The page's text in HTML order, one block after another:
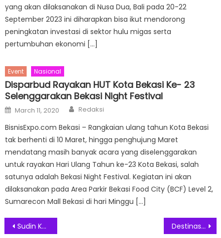
yang akan dilaksanakan di Nusa Dua, Bali pada 20-22
September 2023 ini diharapkan bisa ikut mendorong
peningkatan investasi di sektor hulu migas serta
pertumbuhan ekonomi […]
Event Nasional
Disparbud Rayakan HUT Kota Bekasi Ke- 23
Selenggarakan Bekasi Night Festival
Posted
on
March 11, 2020 Author
Redaksi
BisnisExpo.com Bekasi – Rangkaian ulang tahun Kota Bekasi
tak berhenti di 10 Maret, hingga penghujung Maret
mendatang masih banyak acara yang diselenggarakan
untuk rayakan Hari Ulang Tahun ke-23 Kota Bekasi, salah
satunya adalah Bekasi Night Festival. Kegiatan ini akan
dilaksanakan pada Area Parkir Bekasi Food City (BCF) Level 2,
Sumarecon Mall Bekasi di hari Minggu […]
Post
Sudin Kebudayaan Jakarta Timur Dukung Kegiatan Battle Budaya Destinasi Terbaru Kacamata Berkualitas dan Stylish